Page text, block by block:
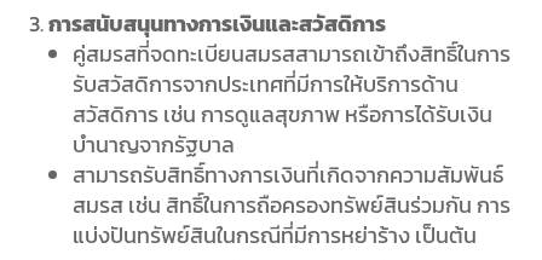
การสนับสนุนทางการเงินและสวัสดิการ
คู่สมรสที่จดทะเบียนสมรสสามารถเข้าถึงสิทธิ์ในการ
รับสวัสดิการจากประเทศที่มีการให้บริการด้าน
สวัสดิการ เช่น การดูแลสุขภาพ หรือการได้รับเงิน
บำนาญจากรัฐบาล
สามารถรับสิทธิ์ทางการเงินที่เกิดจากความสัมพันธ์
สมรส เช่น สิทธิ์ในการถือครองทรัพย์สินร่วมกัน การ
แบ่งปันทรัพย์สินในกรณีที่มีการหย่าร้าง เป็นต้น